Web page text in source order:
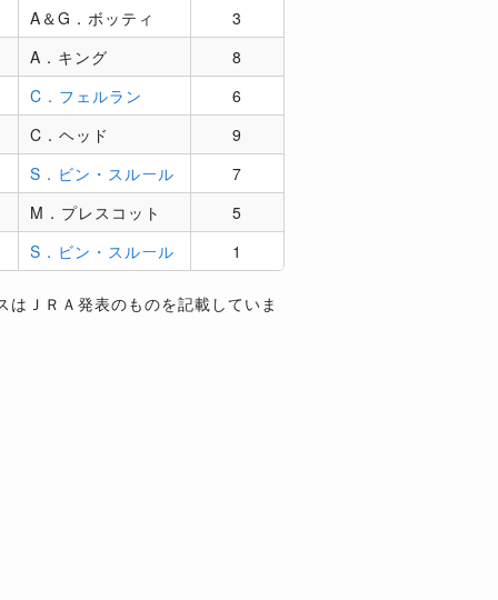
A＆G．ボッティ
3
A．キング
8
C．フェルラン
6
C．ヘッド
9
S．ビン・スルール
7
M．プレスコット
5
S．ビン・スルール
1
ＪＲＡ発表のものを記載していま